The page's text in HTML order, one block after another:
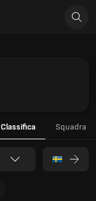
Classifica Squadra